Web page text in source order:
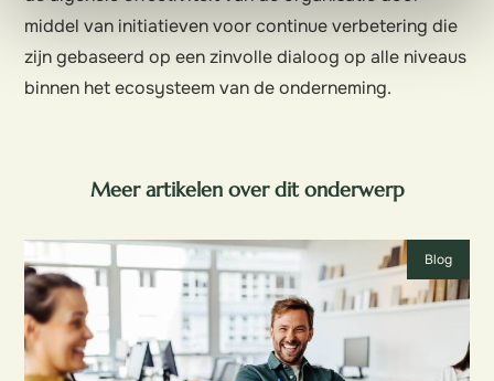
middel van initiatieven voor continue verbetering die
zijn gebaseerd op een zinvolle dialoog op alle niveaus
binnen het ecosysteem van de onderneming.
Meer artikelen over dit onderwerp
Blog